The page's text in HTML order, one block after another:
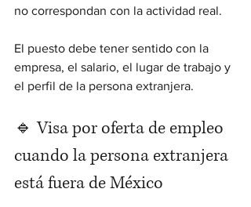
no correspondan con la actividad real.
El puesto debe tener sentido con la
empresa, el salario, el lugar de trabajo y
el perfil de la persona extranjera.
🔹 Visa por oferta de empleo
cuando la persona extranjera
está fuera de México